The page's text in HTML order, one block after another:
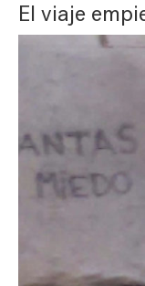
El viaje